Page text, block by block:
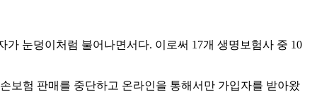
눈덩이처럼 불어나면서다. 이로써 17개 생명보험사 중 10
보험 판매를 중단하고 온라인을 통해서만 가입자를 받아왔